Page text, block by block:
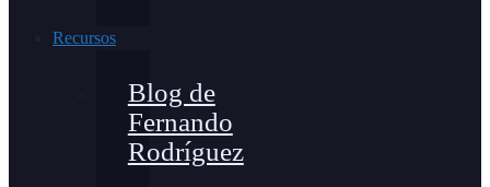
Recursos
Blog de
Fernando
Rodríguez